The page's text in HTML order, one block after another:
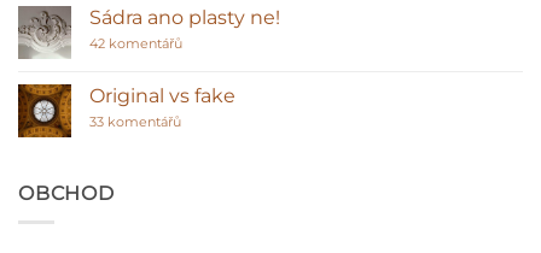
názvem
Polyuretanové
stropní
klasická
hodnota
interiéru?
Sádra ano plasty ne!
42 komentářůu
názvem
Sádra
Original vs fake
33 komentářůu
OBCHOD